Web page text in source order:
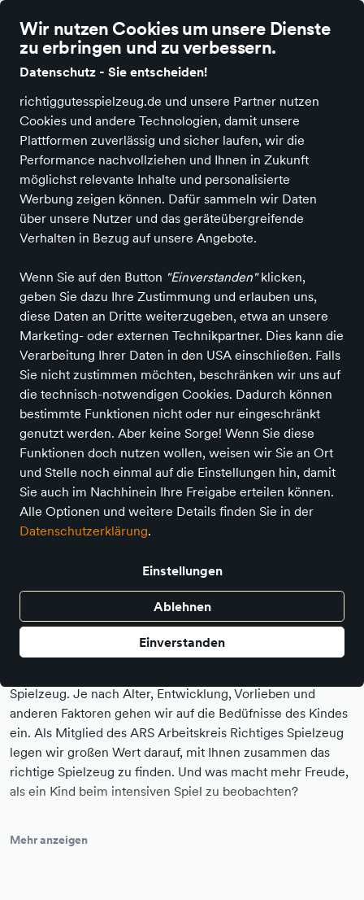
Wir nutzen Cookies um unsere Dienste
zu erbringen und zu verbessern.
Datenschutz - Sie entscheiden!
richtiggutesspielzeug.de und unsere Partner nutzen
Cookies und andere Technologien, damit unsere
Plattformen zuverlässig und sicher laufen, wir die
Performance nachvollziehen und Ihnen in Zukunft
möglichst relevante Inhalte und personalisierte
Werbung zeigen können. Dafür sammeln wir Daten
über unsere Nutzer und das geräteübergreifende
Verhalten in Bezug auf unsere Angebote.
Wenn Sie auf den Button "Einverstanden"klicken,
geben Sie dazu Ihre Zustimmung und erlauben uns,
diese Daten an Dritte weiterzugeben, etwa an unsere
Marketing- oder externen Technikpartner. Dies kann die
Verarbeitung Ihrer Daten in den USA einschließen. Falls
Sie nicht zustimmen möchten, beschränken wir uns auf
die technisch-notwendigen Cookies. Dadurch können
bestimmte Funktionen nicht oder nur eingeschränkt
genutzt werden. Aber keine Sorge! Wenn Sie diese
Funktionen doch nutzen wollen, weisen wir Sie an Ort
und Stelle noch einmal auf die Einstellungen hin, damit
Sie auch im Nachhinein Ihre Freigabe erteilen können.
Alle Optionen und weitere Details finden Sie in der
Datenschutzerklärung.
Einstellungen
Ablehnen
Einverstanden
Alle Kategorien Neuheiten Angebote Spielen & Basteln
Drachenstube - Ebersberg
in Ebersberg
Entdecken
"Spielen ist eine Tätigkeit, die man garnicht
ernst genug nehmen kann." (Jacques-Yves
Spielzeug. Je nach Alter, Entwicklung, Vorlieben und
anderen Faktoren gehen wir auf die Bedüfnisse des Kindes
ein. Als Mitglied des ARS Arbeitskreis Richtiges Spielzeug
legen wir großen Wert darauf, mit Ihnen zusammen das
richtige Spielzeug zu finden. Und was macht mehr Freude,
als ein Kind beim intensiven Spiel zu beobachten?
auf Qualität und Materialien, sondern auch auf eine
Mehr anzeigen